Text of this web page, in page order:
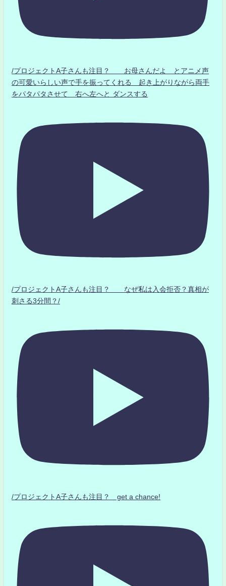
/プロジェクトA子さんも注目？ お母さんだよ とアニメ声
の可愛いらしい声で手を振ってくれる 起き上がりながら両手
をパタパタさせて 右へ左へと ダンスする
/プロジェクトA子さんも注目？ なぜ私は入会拒否？真相が
刺さる3分間？/
/プロジェクトA子さんも注目？ get a chance!